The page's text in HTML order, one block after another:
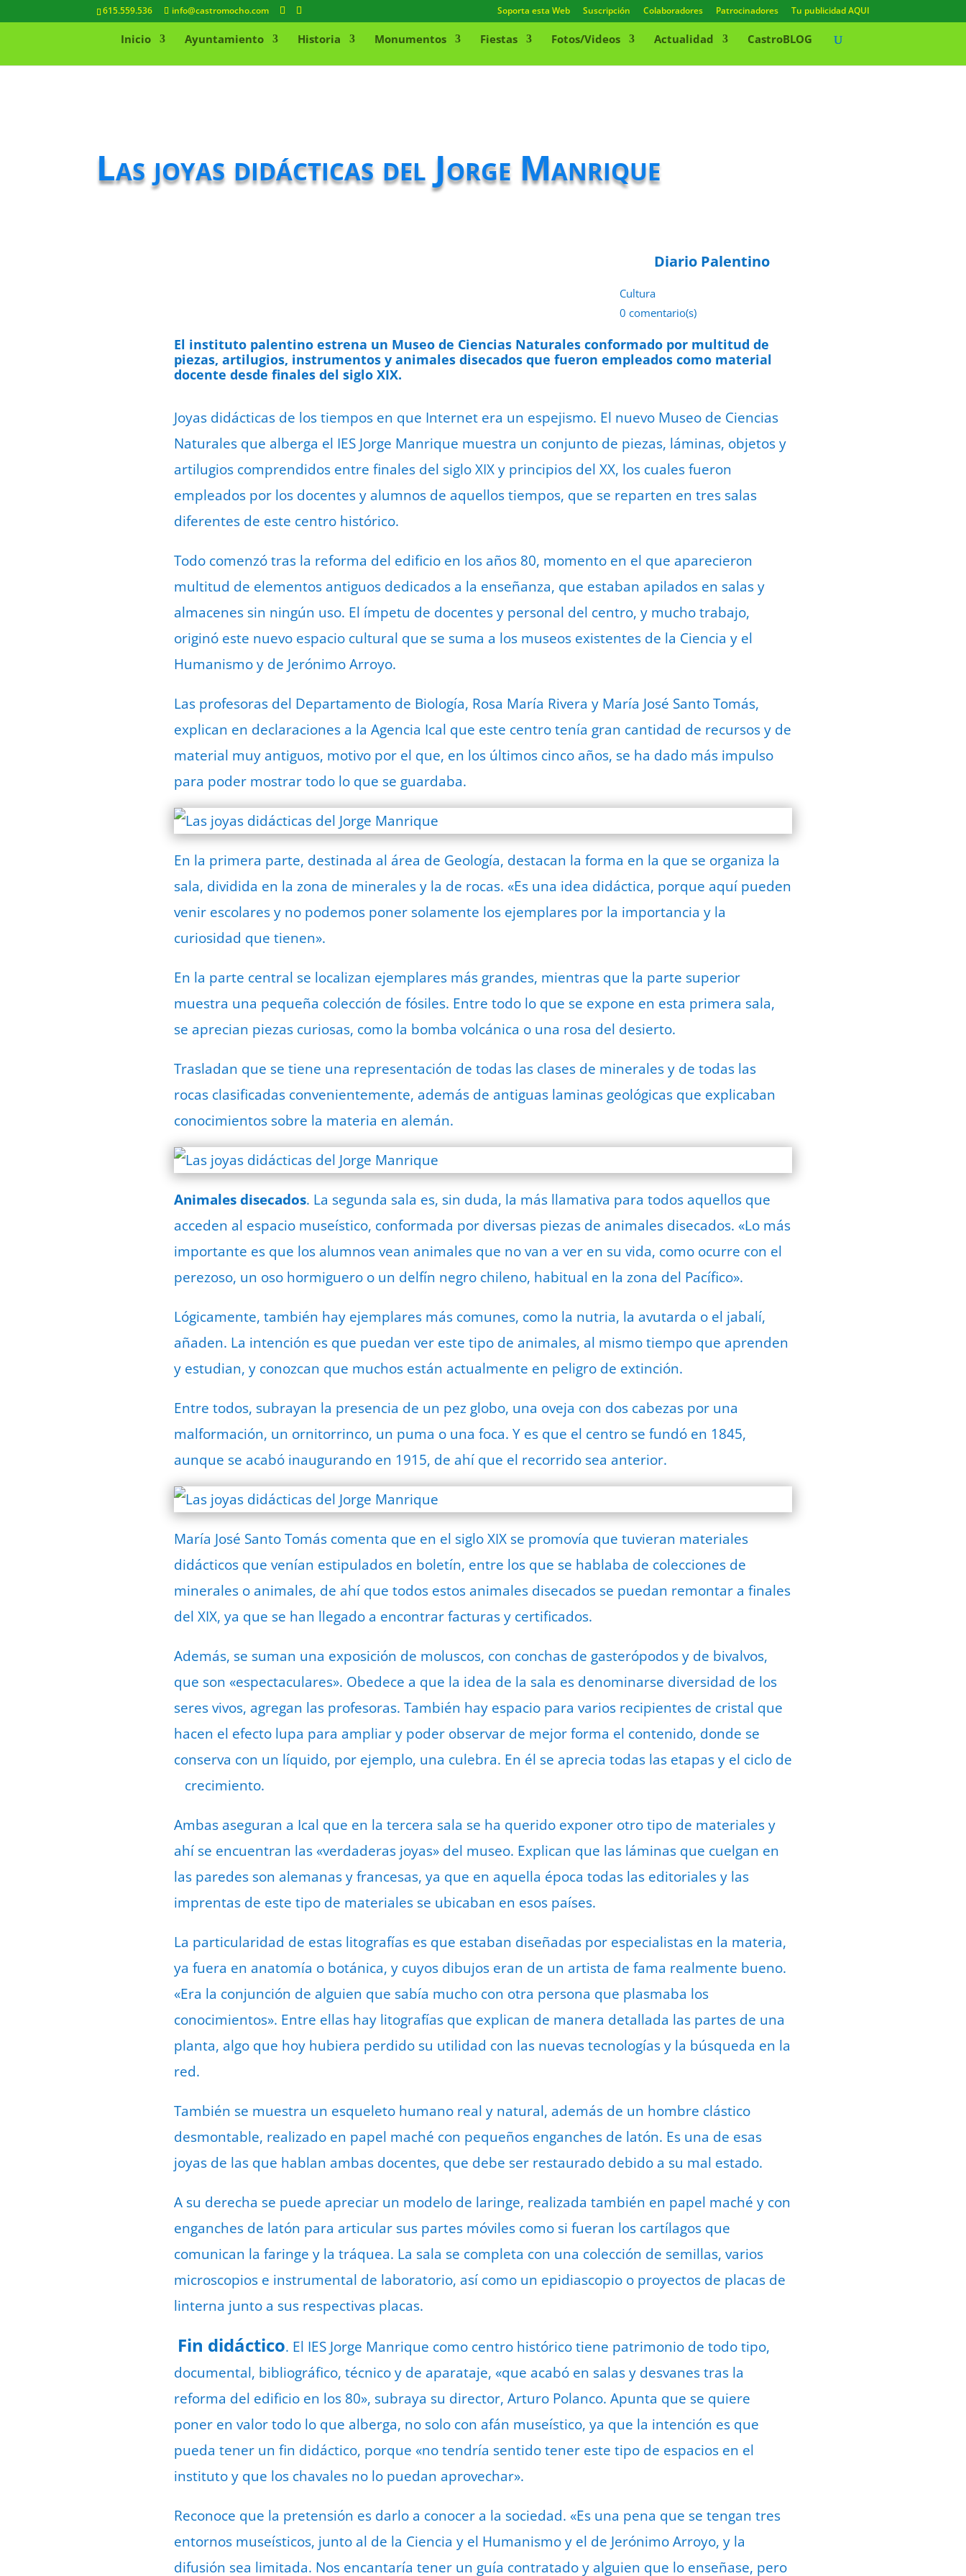
615.559.536 info@castromocho.com Soporta esta Web Suscripción Colaboradores Patrocinadores Tu publicidad AQUI
Inicio Ayuntamiento Historia Monumentos Fiestas Fotos/Videos Actualidad CastroBLOG
Las joyas didácticas del Jorge Manrique
Diario Palentino
Cultura
0 comentario(s)
El instituto palentino estrena un Museo de Ciencias Naturales conformado por multitud de
piezas, artilugios, instrumentos y animales disecados que fueron empleados como material
docente desde finales del siglo XIX.
Joyas didácticas de los tiempos en que Internet era un espejismo. El nuevo Museo de Ciencias
Naturales que alberga el IES Jorge Manrique muestra un conjunto de piezas, láminas, objetos y
artilugios comprendidos entre finales del siglo XIX y principios del XX, los cuales fueron
empleados por los docentes y alumnos de aquellos tiempos, que se reparten en tres salas
diferentes de este centro histórico.
Todo comenzó tras la reforma del edificio en los años 80, momento en el que aparecieron
multitud de elementos antiguos dedicados a la enseñanza, que estaban apilados en salas y
almacenes sin ningún uso. El ímpetu de docentes y personal del centro, y mucho trabajo,
originó este nuevo espacio cultural que se suma a los museos existentes de la Ciencia y el
Humanismo y de Jerónimo Arroyo.
Las profesoras del Departamento de Biología, Rosa María Rivera y María José Santo Tomás,
explican en declaraciones a la Agencia Ical que este centro tenía gran cantidad de recursos y de
material muy antiguos, motivo por el que, en los últimos cinco años, se ha dado más impulso
para poder mostrar todo lo que se guardaba.
En la primera parte, destinada al área de Geología, destacan la forma en la que se organiza la
sala, dividida en la zona de minerales y la de rocas. «Es una idea didáctica, porque aquí pueden
venir escolares y no podemos poner solamente los ejemplares por la importancia y la
curiosidad que tienen».
En la parte central se localizan ejemplares más grandes, mientras que la parte superior
muestra una pequeña colección de fósiles. Entre todo lo que se expone en esta primera sala,
se aprecian piezas curiosas, como la bomba volcánica o una rosa del desierto.
Trasladan que se tiene una representación de todas las clases de minerales y de todas las
rocas clasificadas convenientemente, además de antiguas laminas geológicas que explicaban
conocimientos sobre la materia en alemán.
Animales disecados. La segunda sala es, sin duda, la más llamativa para todos aquellos que
acceden al espacio museístico, conformada por diversas piezas de animales disecados. «Lo más
importante es que los alumnos vean animales que no van a ver en su vida, como ocurre con el
perezoso, un oso hormiguero o un delfín negro chileno, habitual en la zona del Pacífico».
Lógicamente, también hay ejemplares más comunes, como la nutria, la avutarda o el jabalí,
añaden. La intención es que puedan ver este tipo de animales, al mismo tiempo que aprenden
y estudian, y conozcan que muchos están actualmente en peligro de extinción.
Entre todos, subrayan la presencia de un pez globo, una oveja con dos cabezas por una
malformación, un ornitorrinco, un puma o una foca. Y es que el centro se fundó en 1845,
aunque se acabó inaugurando en 1915, de ahí que el recorrido sea anterior.
María José Santo Tomás comenta que en el siglo XIX se promovía que tuvieran materiales
didácticos que venían estipulados en boletín, entre los que se hablaba de colecciones de
minerales o animales, de ahí que todos estos animales disecados se puedan remontar a finales
del XIX, ya que se han llegado a encontrar facturas y certificados.
Además, se suman una exposición de moluscos, con conchas de gasterópodos y de bivalvos,
que son «espectaculares». Obedece a que la idea de la sala es denominarse diversidad de los
seres vivos, agregan las profesoras. También hay espacio para varios recipientes de cristal que
hacen el efecto lupa para ampliar y poder observar de mejor forma el contenido, donde se
conserva con un líquido, por ejemplo, una culebra. En él se aprecia todas las etapas y el ciclo de
crecimiento.
Ambas aseguran a Ical que en la tercera sala se ha querido exponer otro tipo de materiales y
ahí se encuentran las «verdaderas joyas» del museo. Explican que las láminas que cuelgan en
las paredes son alemanas y francesas, ya que en aquella época todas las editoriales y las
imprentas de este tipo de materiales se ubicaban en esos países.
La particularidad de estas litografías es que estaban diseñadas por especialistas en la materia,
ya fuera en anatomía o botánica, y cuyos dibujos eran de un artista de fama realmente bueno.
«Era la conjunción de alguien que sabía mucho con otra persona que plasmaba los
conocimientos». Entre ellas hay litografías que explican de manera detallada las partes de una
planta, algo que hoy hubiera perdido su utilidad con las nuevas tecnologías y la búsqueda en la
red.
También se muestra un esqueleto humano real y natural, además de un hombre clástico
desmontable, realizado en papel maché con pequeños enganches de latón. Es una de esas
joyas de las que hablan ambas docentes, que debe ser restaurado debido a su mal estado.
A su derecha se puede apreciar un modelo de laringe, realizada también en papel maché y con
enganches de latón para articular sus partes móviles como si fueran los cartílagos que
comunican la faringe y la tráquea. La sala se completa con una colección de semillas, varios
microscopios e instrumental de laboratorio, así como un epidiascopio o proyectos de placas de
linterna junto a sus respectivas placas.
Fin didáctico. El IES Jorge Manrique como centro histórico tiene patrimonio de todo tipo,
documental, bibliográfico, técnico y de aparataje, «que acabó en salas y desvanes tras la
reforma del edificio en los 80», subraya su director, Arturo Polanco. Apunta que se quiere
poner en valor todo lo que alberga, no solo con afán museístico, ya que la intención es que
pueda tener un fin didáctico, porque «no tendría sentido tener este tipo de espacios en el
instituto y que los chavales no lo puedan aprovechar».
Reconoce que la pretensión es darlo a conocer a la sociedad. «Es una pena que se tengan tres
entornos museísticos, junto al de la Ciencia y el Humanismo y el de Jerónimo Arroyo, y la
difusión sea limitada. Nos encantaría tener un guía contratado y alguien que lo enseñase, pero